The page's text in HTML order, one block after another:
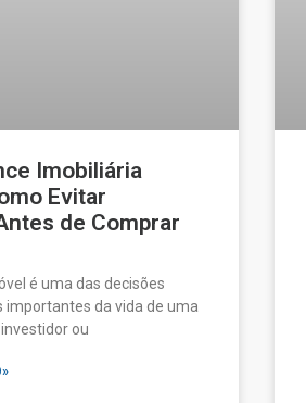
Imobiliária
Evitar
de Comprar
é uma das decisões
importantes da vida de uma
ou